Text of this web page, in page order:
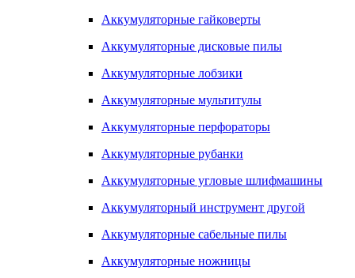
Аккумуляторные гайковерты
Аккумуляторные дисковые пилы
Аккумуляторные лобзики
Аккумуляторные мультитулы
Аккумуляторные перфораторы
Аккумуляторные рубанки
Аккумуляторные угловые шлифмашины
Аккумуляторный инструмент другой
Аккумуляторные сабельные пилы
Аккумуляторные ножницы